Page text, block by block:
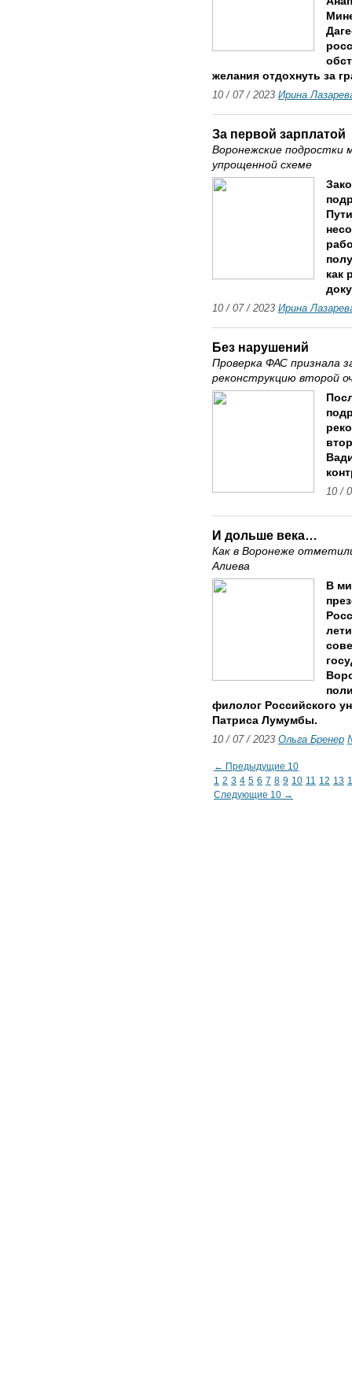
желания отдохнуть за
10 / 07 / 2023 Ирина
За первой зарплатой
Воронежские подростки
упрощенной схеме
как
10 / 07 / 2023 Ирина
Без нарушений
Проверка ФАС признала
реконструкцию второй
10 /
И дольше века…
Как в Воронеже
Алиева
В
филолог Российского
Патриса Лумумбы.
10 / 07 / 2023 Ольга Бренер
← Предыдущие 10
1 2 3 4 5 6 7 8 9 10 11 12 13
Следующие 10 →